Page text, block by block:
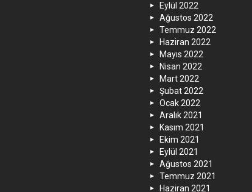
Eylül 2022
Ağustos 2022
Temmuz 2022
Haziran 2022
Mayıs 2022
Nisan 2022
Mart 2022
Şubat 2022
Ocak 2022
Aralık 2021
Kasım 2021
Ekim 2021
Eylül 2021
Ağustos 2021
Temmuz 2021
Haziran 2021